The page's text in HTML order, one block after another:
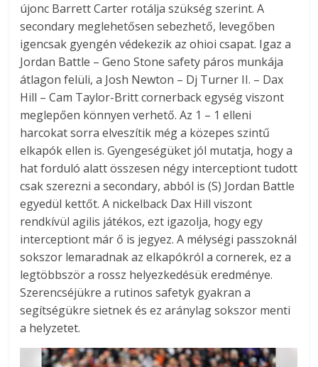
újonc Barrett Carter rotálja szükség szerint. A
secondary meglehetősen sebezhető, levegőben
igencsak gyengén védekezik az ohioi csapat. Igaz a
Jordan Battle – Geno Stone safety páros munkája
átlagon felüli, a Josh Newton – Dj Turner II. – Dax
Hill – Cam Taylor-Britt cornerback egység viszont
meglepően könnyen verhető. Az 1 – 1 elleni
harcokat sorra elveszítik még a közepes szintű
elkapók ellen is. Gyengeségüket jól mutatja, hogy a
hat forduló alatt összesen négy interceptiont tudott
csak szerezni a secondary, abból is (S) Jordan Battle
egyedül kettőt. A nickelback Dax Hill viszont
rendkívül agilis játékos, ezt igazolja, hogy egy
interceptiont már ő is jegyez. A mélységi passzoknál
sokszor lemaradnak az elkapókról a cornerek, ez a
legtöbbször a rossz helyezkedésük eredménye.
Szerencséjükre a rutinos safetyk gyakran a
segítségükre sietnek és ez aránylag sokszor menti
a helyzetet.